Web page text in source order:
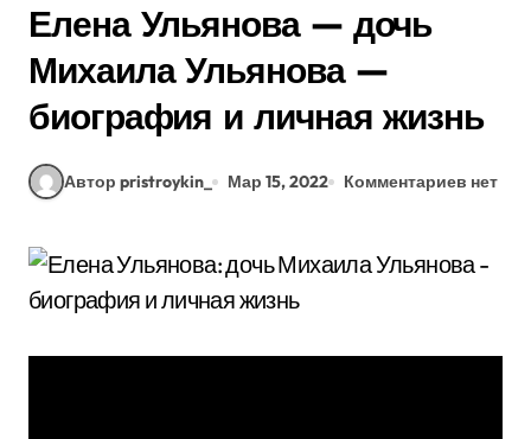
Елена Ульянова — дочь
Михаила Ульянова —
биография и личная жизнь
Автор pristroykin_ Мар 15, 2022 Комментариев нет